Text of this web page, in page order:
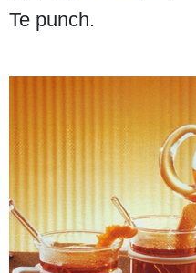
Te punch.